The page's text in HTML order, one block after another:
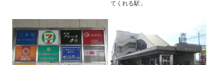
てくれる駅」